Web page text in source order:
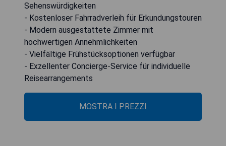
Sehenswürdigkeiten
- Kostenloser Fahrradverleih für Erkundungstouren
- Modern ausgestattete Zimmer mit
hochwertigen Annehmlichkeiten
- Vielfältige Frühstücksoptionen verfügbar
- Exzellenter Concierge-Service für individuelle
Reisearrangements
MOSTRA I PREZZI